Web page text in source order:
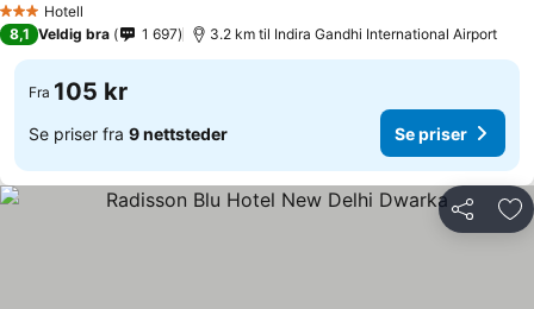
3 StjernerHotell
8,1 Veldig bra 1 697 3.2 km til Indira Gandhi International Airport
Fra 105 kr
Se priser fra 9 nettsteder Se priser
Del